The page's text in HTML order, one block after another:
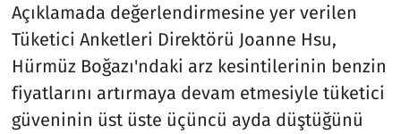
Açıklamada değerlendirmesine yer verilen
Tüketici Anketleri Direktörü Joanne Hsu,
Hürmüz Boğazı'ndaki arz kesintilerinin benzin
fiyatlarını artırmaya devam etmesiyle tüketici
güveninin üst üste üçüncü ayda düştüğünü